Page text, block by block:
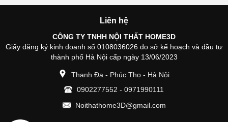
Liên hệ
CÔNG TY TNHH NỘI THẤT HOME3D
Giấy đăng ký kinh doanh số 0108036026 do sở kế hoạch và đầu tư
thành phố Hà Nội cấp ngày 13/06/2023
Thanh Đa - Phúc Thọ - Hà Nội
0902277552 - 0971990111
Noithathome3D@gmail.com